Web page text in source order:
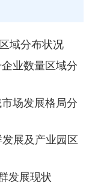
域分布状况
业数量区域分
场发展格局分
展及产业园区
发展现状